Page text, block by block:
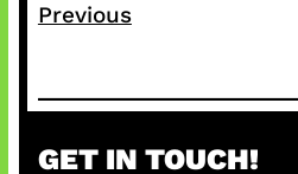
Previous
GET IN TOUCH!